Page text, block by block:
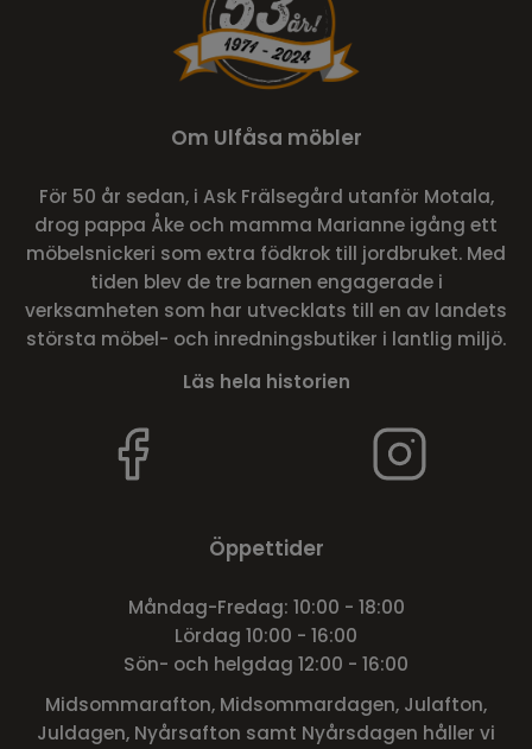
Om Ulfåsa möbler
För 50 år sedan, i Ask Frälsegård utanför Motala,
drog pappa Åke och mamma Marianne igång ett
möbelsnickeri som extra födkrok till jordbruket. Med
tiden blev de tre barnen engagerade i
verksamheten som har utvecklats till en av landets
största möbel- och inredningsbutiker i lantlig miljö.
Läs hela historien
Öppettider
Måndag-Fredag: 10:00 - 18:00
Lördag 10:00 - 16:00
Sön- och helgdag 12:00 - 16:00
Midsommarafton, Midsommardagen, Julafton,
Juldagen, Nyårsafton samt Nyårsdagen håller vi